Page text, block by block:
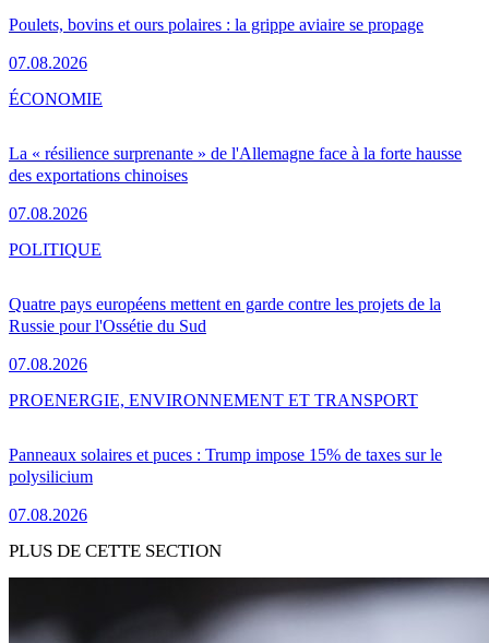
Poulets, bovins et ours polaires : la grippe aviaire se propage
07.08.2026
La « résilience surprenante » de l'Allemagne face à la forte hausse
des exportations chinoises
07.08.2026
ÉCONOMIE
Quatre pays européens mettent en garde contre les projets de la
Russie pour l'Ossétie du Sud
07.08.2026
POLITIQUE
Panneaux solaires et puces : Trump impose 15% de taxes sur le
polysilicium
07.08.2026
PROENERGIE, ENVIRONNEMENT ET TRANSPORT
PLUS DE CETTE SECTION